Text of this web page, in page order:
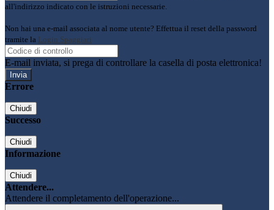
all'indirizzo indicato con le istruzioni necessarie.
Non hai una e-mail associata al nome utente? Effettua il reset della password
tramite la Login Spaggiari
E-mail inviata, si prega di controllare la casella di posta elettronica!
Errore
Chiudi
Successo
Chiudi
Informazione
Chiudi
Attendere...
Attendere il completamento dell'operazione...